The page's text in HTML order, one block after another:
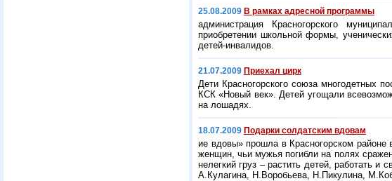
25.08.2009 В рамках адресной программы
администрация Красногорского
приобретении школьной формы,
детей-инвалидов.
21.07.2009 Приехал цирк
Дети Красногорского союза многодетных
КСК «Новый век». Детей угощали
на лошадях.
18.07.2009 Подарки солдатским вдовам
ие вдовы» прошла в Красногорском
женщин, чьи мужья погибли на полях
нелегкий груз – растить детей, работать
А.Кулагина, Н.Воробьева, Н.Пикулина,